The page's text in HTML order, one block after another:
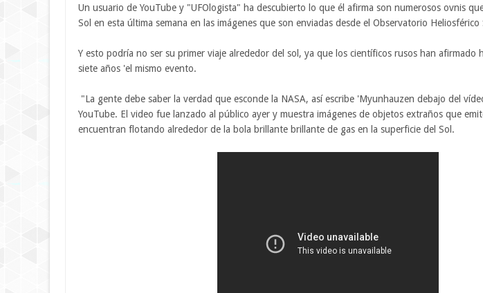
Un usuario de YouTube y "UFOlogista" ha descubierto lo que él afirma son numerosos ovnis
Sol en esta última semana en las imágenes que son enviadas desde el Observatorio Heliosférico
Y esto podría no ser su primer viaje alrededor del sol, ya que los científicos rusos han afirmado
siete años 'el mismo evento.
"La gente debe saber la verdad que esconde la NASA, así escribe 'Myunhauzen debajo del
YouTube. El video fue lanzado al público ayer y muestra imágenes de objetos extraños que
encuentran flotando alrededor de la bola brillante brillante de gas en la superficie del Sol.